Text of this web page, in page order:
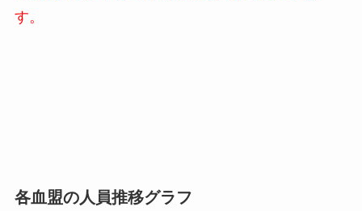
す。
各血盟の人員推移グラフ